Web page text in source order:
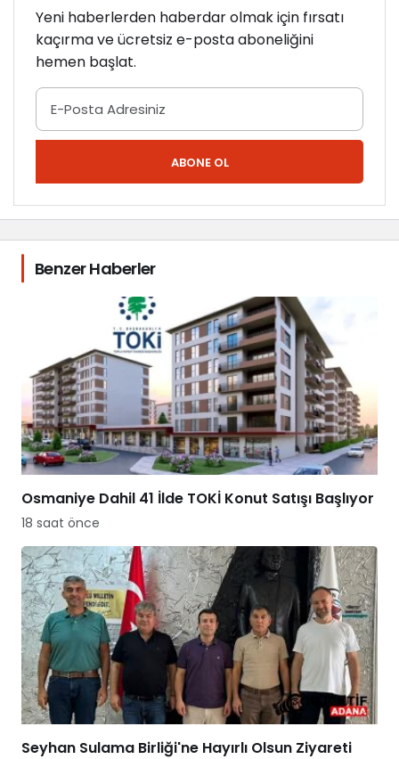
Yeni haberlerden haberdar olmak için fırsatı
kaçırma ve ücretsiz e-posta aboneliğini
hemen başlat.
ABONE OL
Benzer Haberler
Osmaniye Dahil 41 İlde TOKİ Konut Satışı Başlıyor
18 saat önce
Seyhan Sulama Birliği'ne Hayırlı Olsun Ziyareti